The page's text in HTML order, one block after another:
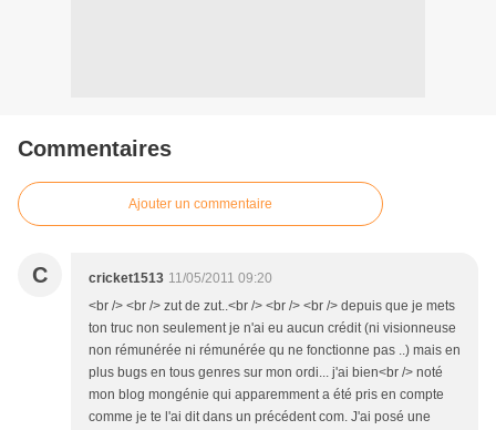
Commentaires
Ajouter un commentaire
C cricket1513 11/05/2011 09:20
<br /> <br /> zut de zut..<br /> <br /> <br /> depuis que je mets
ton truc non seulement je n'ai eu aucun crédit (ni visionneuse
non rémunérée ni rémunérée qu ne fonctionne pas ..) mais en
plus bugs en tous genres sur mon ordi... j'ai bien<br /> noté
mon blog mongénie qui apparemment a été pris en compte
comme je te l'ai dit dans un précédent com. J'ai posé une